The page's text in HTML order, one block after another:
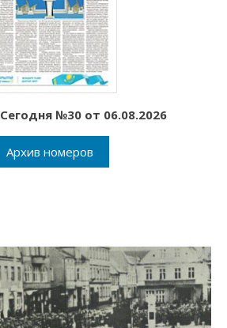
№30 от 06.08.2026
Архив номеров